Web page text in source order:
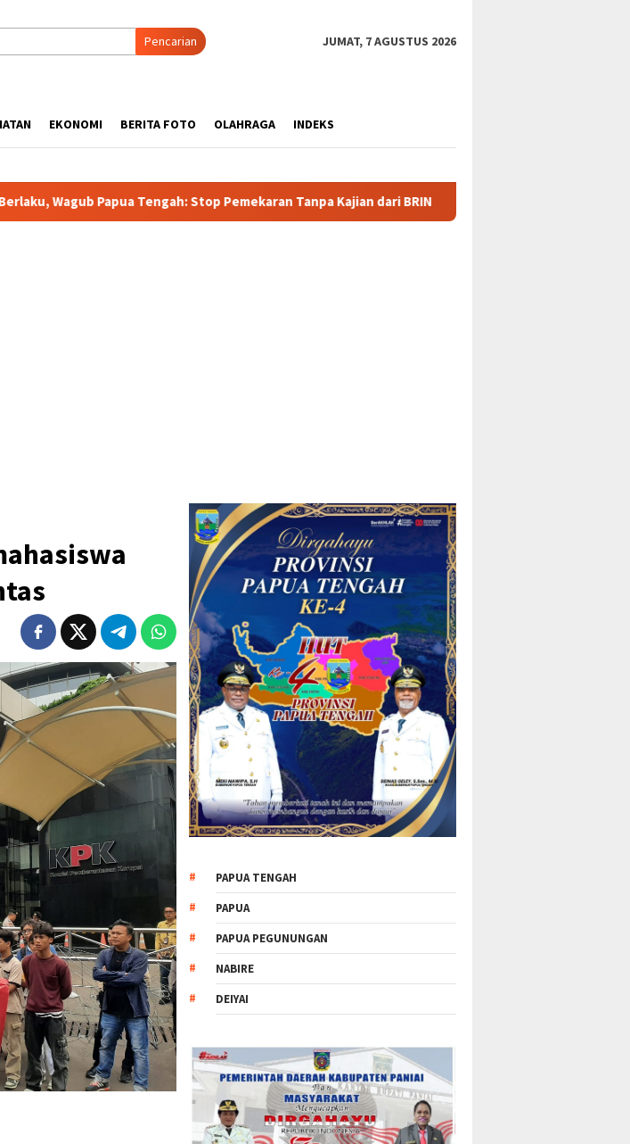
Pencarian JUMAT, 7 AGUSTUS 2026
EKONOMI BERITA FOTO OLAHRAGA INDEKS
Stop Pemekaran Tanpa Kajian dari BRIN Klarifikasi Nolas Douw: Tarik Kembali Surat, Lepas
PAPUA TENGAH
PAPUA
PAPUA PEGUNUNGAN
NABIRE
DEIYAI